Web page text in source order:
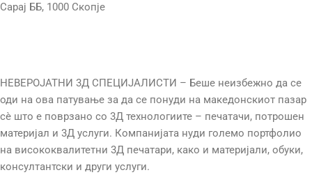
210-240°C
ТЕМП. НА КРЕВЕТ
Сарај ББ, 1000 Скопје
НЕВЕРОЈАТНИ 3Д СПЕЦИЈАЛИСТИ – Беше неизбежно да се
оди на ова патување за да се понуди на македонскиот пазар
сè што е поврзано со 3Д технологиите – печатачи, потрошен
материјал и 3Д услуги. Компанијата нуди големо портфолио
на висококвалитетни 3Д печатари, како и материјали, обуки,
консултантски и други услуги.